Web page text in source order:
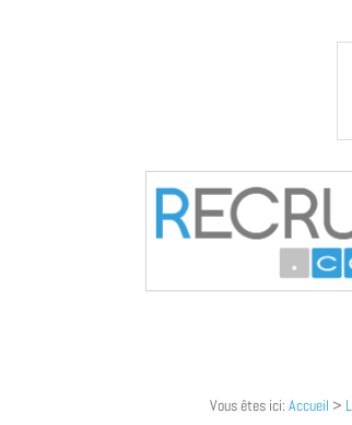
Vous êtes ici: Accueil >